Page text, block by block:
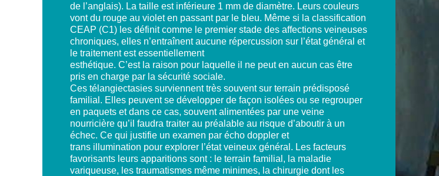
de l’anglais). La taille est inférieure 1 mm de diamètre. Leurs couleurs
vont du rouge au violet en passant par le bleu. Même si la classification
CEAP (C1) les définit comme le premier stade des affections veineuses
chroniques, elles n’entraînent aucune répercussion sur l’état général et
le traitement est essentiellement
esthétique. C’est la raison pour laquelle il ne peut en aucun cas être
pris en charge par la sécurité sociale.
Ces télangiectasies surviennent très souvent sur terrain prédisposé
familial. Elles peuvent se développer de façon isolées ou se regrouper
en paquets et dans ce cas, souvent alimentées par une veine
nourricière qu’il faudra traiter au préalable au risque d’aboutir à un
échec. Ce qui justifie un examen par écho doppler et
trans illumination pour explorer l’état veineux général. Les facteurs
favorisants leurs apparitions sont : le terrain familial, la maladie
variqueuse, les traumatismes même minimes, la chirurgie dont les